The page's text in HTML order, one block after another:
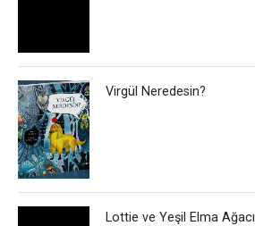
Virgül Neredesin?
Lottie ve Yeşil Elma Ağacı